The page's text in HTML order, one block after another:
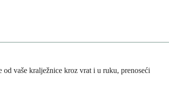
vaše kralježnice kroz vrat i u ruku, prenoseći